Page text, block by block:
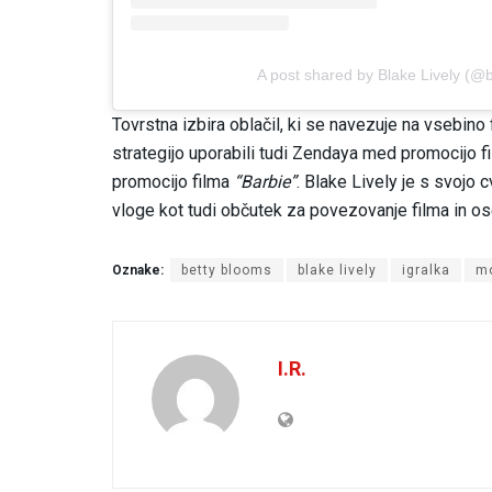
A post shared by Blake Lively
Tovrstna izbira oblačil, ki se navezuje na
strategijo uporabili tudi Zendaya med promocijo
promocijo filma “Barbie”. Blake Lively je s svojo
vloge kot tudi občutek za povezovanje filma in
Oznake: betty blooms blake lively igralka
I.R.